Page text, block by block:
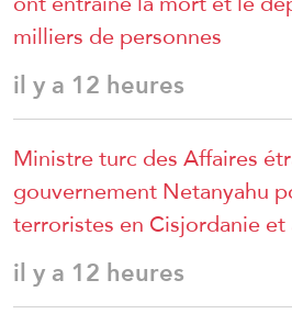
milliers de personnes
il y a 12 heures
Ministre turc des Affaires
gouvernement Netanyahu
terroristes en Cisjordanie
il y a 12 heures